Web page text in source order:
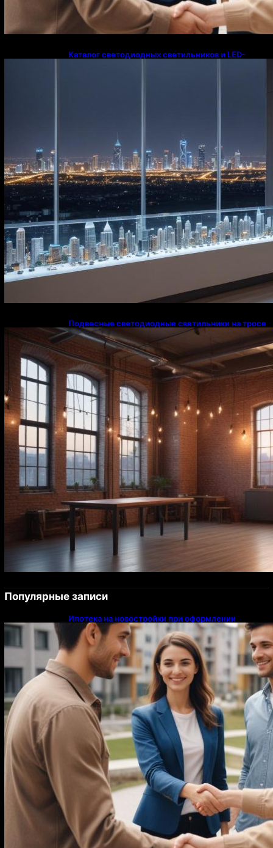
Каталог светодиодных светильников и LED-
Подвесные светодиодные светильники на тросе
Популярные записи
Ипотека на новостройки при оформлении
напрямую у застройщика